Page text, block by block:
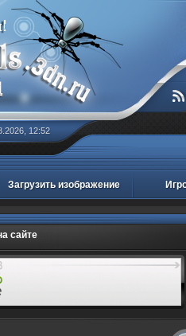
12:52
Загрузить изображение
сайте